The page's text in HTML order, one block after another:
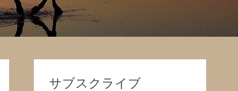
サブスクライブ